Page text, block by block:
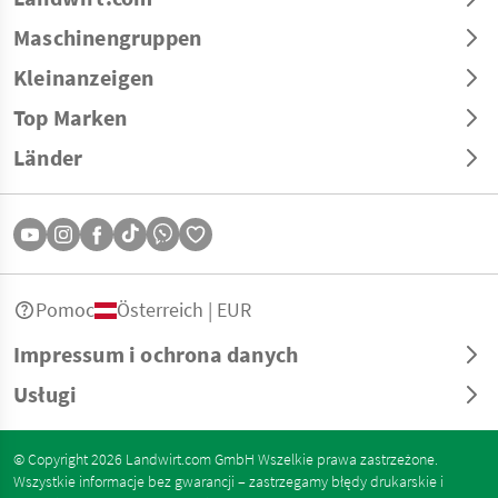
Maschinengruppen
Kleinanzeigen
Top Marken
Länder
Impressum i ochrona danych
Usługi
Pomoc Österreich | EUR
© Copyright 2026 Landwirt.com GmbH Wszelkie prawa zastrzeżone.
Wszystkie informacje bez gwarancji – zastrzegamy błędy drukarskie i